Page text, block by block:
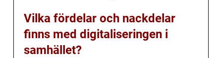
Vilka fördelar och nackdelar
finns med digitaliseringen i
samhället?